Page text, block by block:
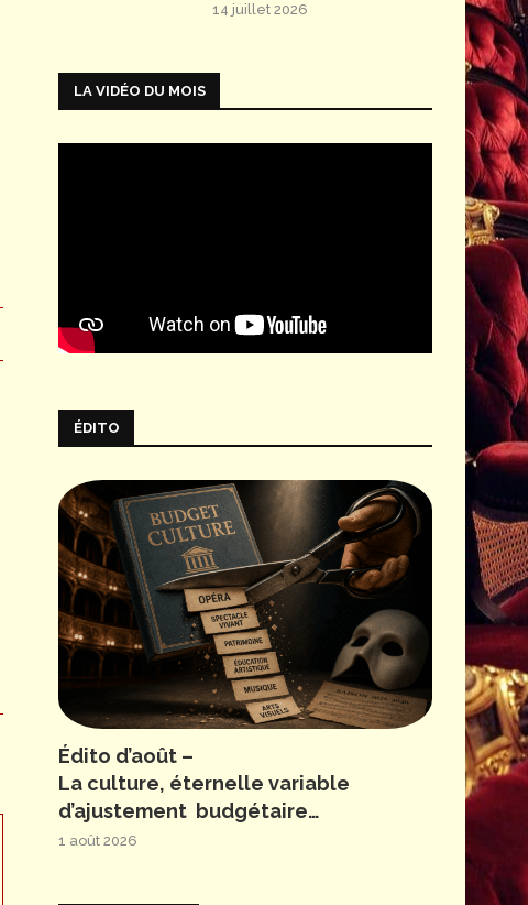
14 juillet 2026
LA VIDÉO DU MOIS
ÉDITO
Édito d’août –
La culture, éternelle variable
d’ajustement budgétaire…
1 août 2026